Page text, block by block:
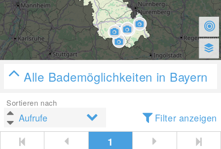
Alle Bademöglichkeiten in Bayern
Sortieren nach
Filter anzeigen
1